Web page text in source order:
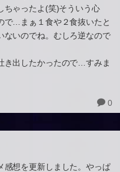
ちゃったよ(笑)そういう心
で…まぁ１食や２食抜いたと
ないのでね。むしろ逆なので
き出したかったので…すみま
0
感想を更新しました。やっぱ